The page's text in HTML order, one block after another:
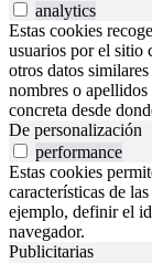
analytics
Estas cookies
usuarios por el sitio
otros datos
nombres o
concreta desde
De personalización
performance
Estas cookies
características de
ejemplo, definir el
navegador.
Publicitarias